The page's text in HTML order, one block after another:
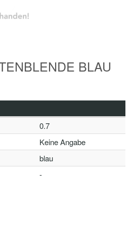
BLAU
0.7
Keine Angabe
blau
-